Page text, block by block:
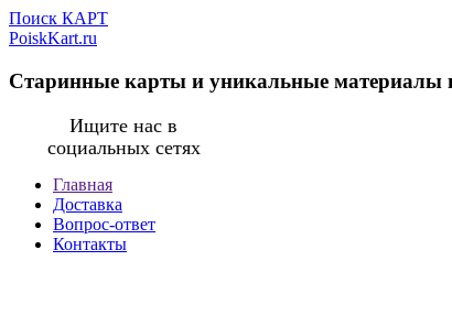
Поиск КАРТ
PoiskKart.ru
Старинные карты и уникальные материалы
Ищите нас в
социальных сетях
Главная
Доставка
Вопрос-ответ
Контакты